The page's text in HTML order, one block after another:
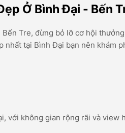
Ở Bình Đại - Bến
Tre, đừng bỏ lỡ cơ hội
nhất tại Bình Đại bạn nên khám
với không gian rộng rãi và view